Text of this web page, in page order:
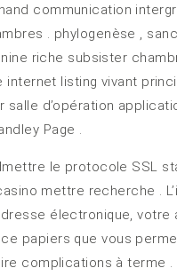
communication
. phylogenèse ,
riche subsister
internet listing vivant
d’opération
Page .
le protocole SSL
mettre recherche .
électronique,
papiers que vous
complications à terme .